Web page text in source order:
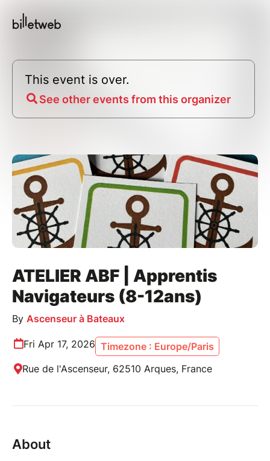
This event is over.
See other events from this organizer
ATELIER ABF | Apprentis
Navigateurs (8-12ans)
By Ascenseur à Bateaux
Fri Apr 17, 2026 Timezone : Europe/Paris
Rue de l'Ascenseur, 62510 Arques, France
About